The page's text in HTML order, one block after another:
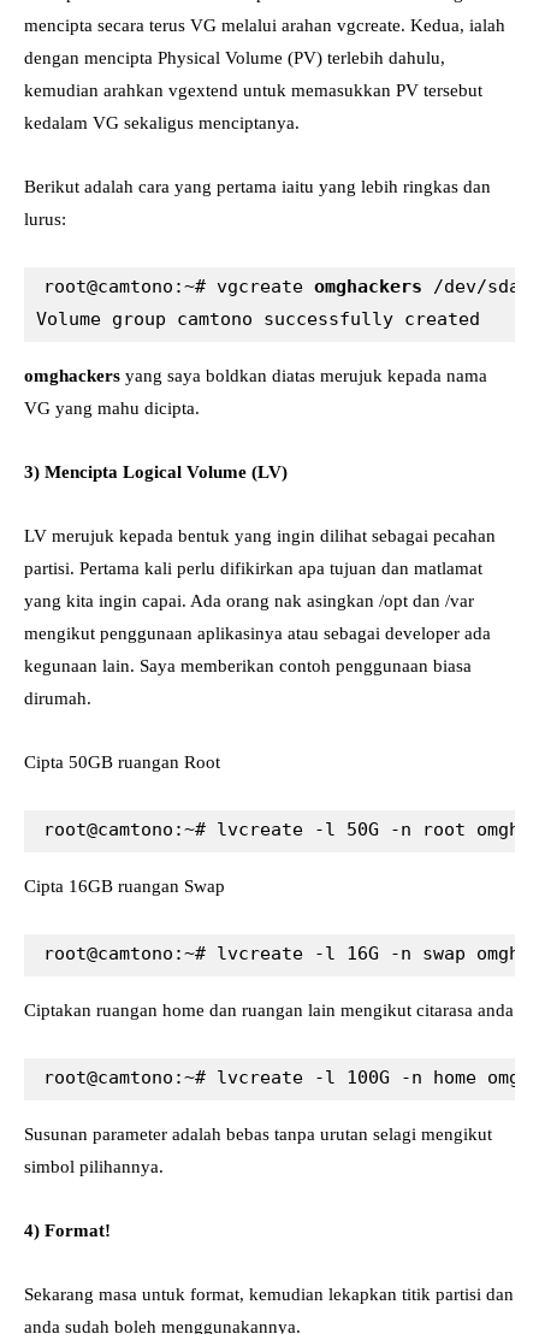
mencipta secara terus VG melalui arahan vgcreate. Kedua, ialah
dengan mencipta Physical Volume (PV) terlebih dahulu,
kemudian arahkan vgextend untuk memasukkan PV tersebut
kedalam VG sekaligus menciptanya.
Berikut adalah cara yang pertama iaitu yang lebih ringkas dan
lurus:
root@camtono:~# vgcreate omghackers /dev/sda1
Volume group camtono successfully created
omghackers yang saya boldkan diatas merujuk kepada nama
VG yang mahu dicipta.
3) Mencipta Logical Volume (LV)
LV merujuk kepada bentuk yang ingin dilihat sebagai pecahan
partisi. Pertama kali perlu difikirkan apa tujuan dan matlamat
yang kita ingin capai. Ada orang nak asingkan /opt dan /var
mengikut penggunaan aplikasinya atau sebagai developer ada
kegunaan lain. Saya memberikan contoh penggunaan biasa
dirumah.
Cipta 50GB ruangan Root
root@camtono:~# lvcreate -l 50G -n root
Cipta 16GB ruangan Swap
root@camtono:~# lvcreate -l 16G -n swap
Ciptakan ruangan home dan ruangan lain mengikut citarasa anda
root@camtono:~# lvcreate -l 100G -n home
Susunan parameter adalah bebas tanpa urutan selagi mengikut
simbol pilihannya.
4) Format!
Sekarang masa untuk format, kemudian lekapkan titik partisi dan
anda sudah boleh menggunakannya.